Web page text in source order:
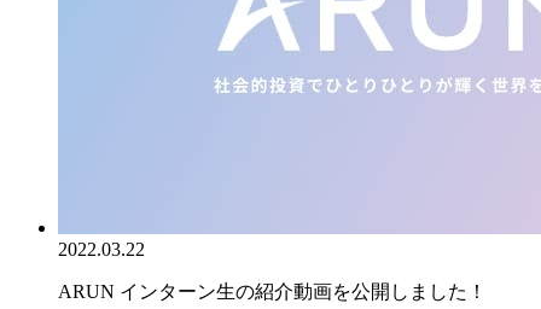
2022.03.22
ARUN インターン生の紹介動画を公開しました！